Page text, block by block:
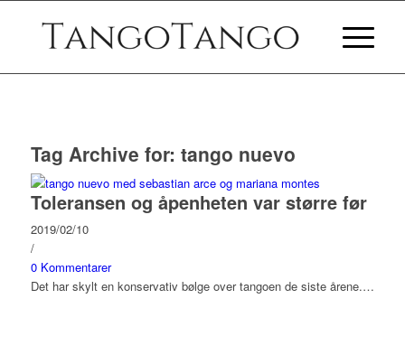
Tag Archive for: tango nuevo
Toleransen og åpenheten var større før
2019/02/10
/
0 Kommentarer
Det har skylt en konservativ bølge over tangoen de siste årene.…